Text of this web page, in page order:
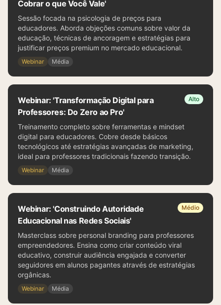
Cobrar o que Você Vale'
Sessão focada na psicologia de preços para
educadores. Aborda objeções comuns sobre valor da
educação, técnicas de ancoragem e estratégias para
justificar preços premium no mercado educacional.
Webinar Média
Webinar: 'Transformação Digital para
Professores: Do Zero ao Pro'
Alto
Treinamento completo sobre ferramentas e mindset
digital para educadores. Cobre desde básicos
tecnológicos até estratégias avançadas de marketing,
ideal para professores tradicionais fazendo transição.
Webinar Média
Webinar: 'Construindo Autoridade
Educacional nas Redes Sociais'
Médio
Masterclass sobre personal branding para professores
empreendedores. Ensina como criar conteúdo viral
educativo, construir audiência engajada e converter
seguidores em alunos pagantes através de estratégias
orgânicas.
Webinar Média